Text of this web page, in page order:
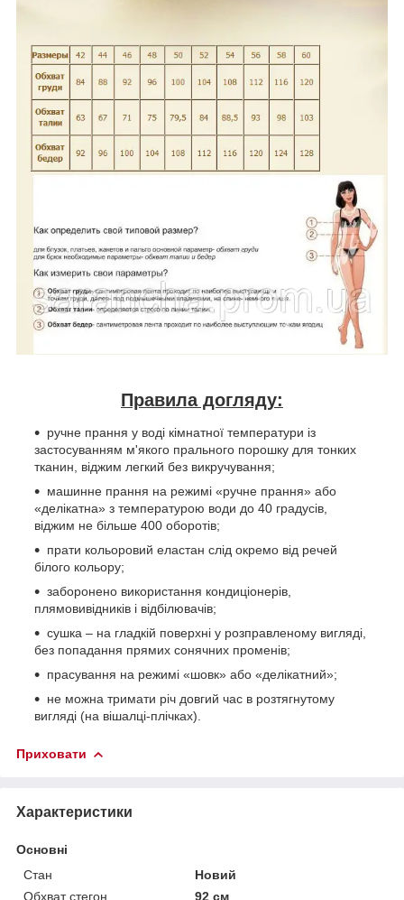
Правила догляду:
ручне прання у воді кімнатної температури із
застосуванням м'якого прального порошку для тонких
тканин, віджим легкий без викручування;
машинне прання на режимі «ручне прання» або
«делікатна» з температурою води до 40 градусів,
віджим не більше 400 оборотів;
прати кольоровий еластан слід окремо від речей
білого кольору;
заборонено використання кондиціонерів,
плямовивідників і відбілювачів;
сушка – на гладкій поверхні у розправленому вигляді,
без попадання прямих сонячних променів;
прасування на режимі «шовк» або «делікатний»;
не можна тримати річ довгий час в розтягнутому
вигляді (на вішалці-плічках).
Приховати
Характеристики
Основні
Стан
Новий
Обхват стегон
92 см